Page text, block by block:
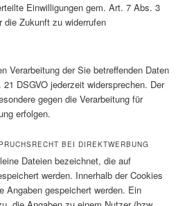
Einwilligungen gem. Art. 7 Abs. 3
die Zukunft zu widerrufen
Verarbeitung der Sie betreffenden Daten
DSGVO jederzeit widersprechen. Der
gegen die Verarbeitung für
erfolgen.
BEI DIREKTWERBUNG
Dateien bezeichnet, die auf
werden. Innerhalb der Cookies
Angaben gespeichert werden. Ein